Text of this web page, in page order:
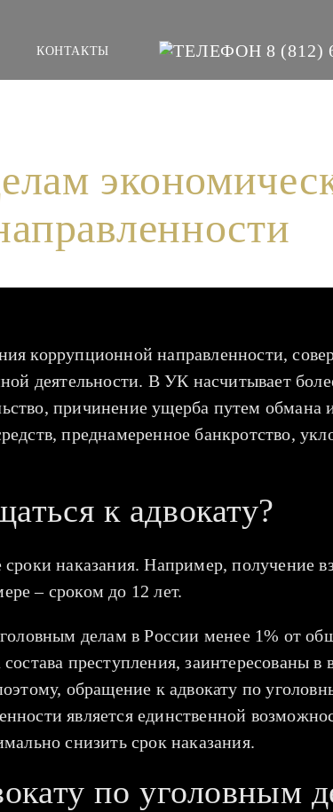
КОНТАКТЫ 8 (812)
коррупционной направленности,
деятельности. В УК насчитывает
причинение ущерба путем обмана
преднамеренное банкротство,
к адвокату?
наказания. Например, получение
– сроком до 12 лет.
делам в России менее 1% от
преступления, заинтересованы
обращение к адвокату по
является единственной
снизить срок наказания.
по уголовным